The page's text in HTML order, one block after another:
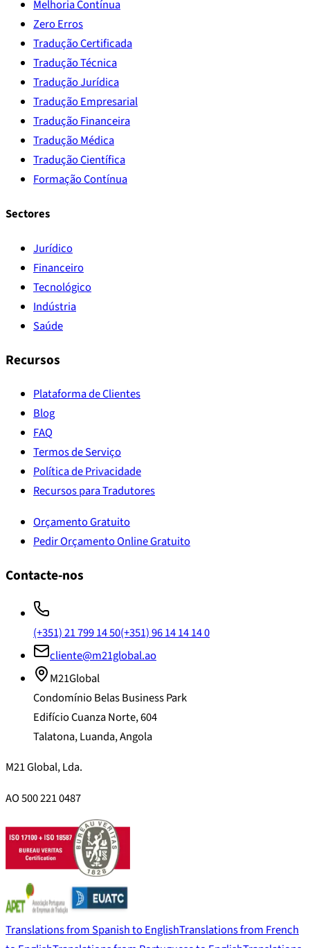
Melhoria Contínua
Zero Erros
Tradução Certificada
Tradução Técnica
Tradução Jurídica
Tradução Empresarial
Tradução Financeira
Tradução Médica
Tradução Científica
Formação Contínua
Sectores
Jurídico
Financeiro
Tecnológico
Indústria
Saúde
Recursos
Plataforma de Clientes
Blog
FAQ
Termos de Serviço
Política de Privacidade
Recursos para Tradutores
Orçamento Gratuito
Pedir Orçamento Online Gratuito
Contacte-nos
(+351) 21 799 14 50(+351) 96 14 14 14 0
cliente@m21global.ao
M21Global
Condomínio Belas Business Park
Edifício Cuanza Norte, 604
Talatona, Luanda, Angola
M21 Global, Lda.
AO 500 221 0487
Translations from Spanish to EnglishTranslations from French